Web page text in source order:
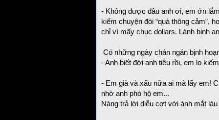
- Không được đâu anh ơi, em ớn
kiếm chuyện đòi “quà thông cảm”,
chỉ vì mấy chục dollars. Lành bịnh
Có những ngày chán ngán bịnh
- Anh biết đời anh tiêu rồi, em lo
- Em già và xấu nữa ai mà lấy em!
nhờ anh phò hộ em...
Nàng trả lời diễu cợt với ánh mắt láu